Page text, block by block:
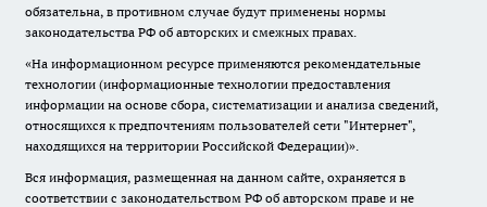
обязательна, в противном случае будут применены нормы
законодательства РФ об авторских и смежных правах.
«На информационном ресурсе применяются рекомендательные
технологии (информационные технологии предоставления
информации на основе сбора, систематизации и анализа сведений,
относящихся к предпочтениям пользователей сети "Интернет",
находящихся на территории Российской Федерации)».
Вся информация, размещенная на данном сайте, охраняется в
соответствии с законодательством РФ об авторском праве и не